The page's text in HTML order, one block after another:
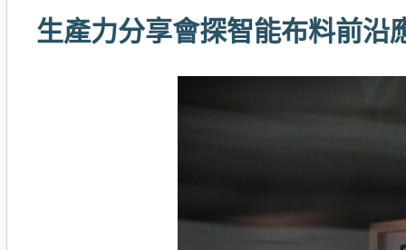
生產力分享會探智能布料前沿